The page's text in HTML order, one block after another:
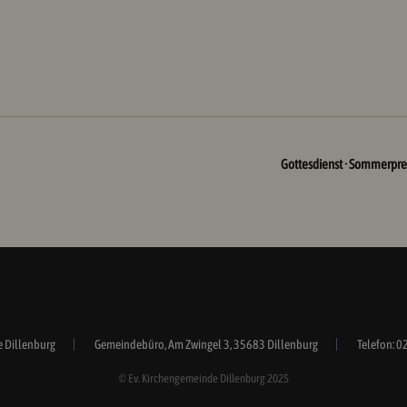
Gottesdienst ·
Dillenburg Gemeindebüro, Am Zwingel 3, 35683 Dillenburg Telefon:
© Ev. Kirchengemeinde Dillenburg 2025